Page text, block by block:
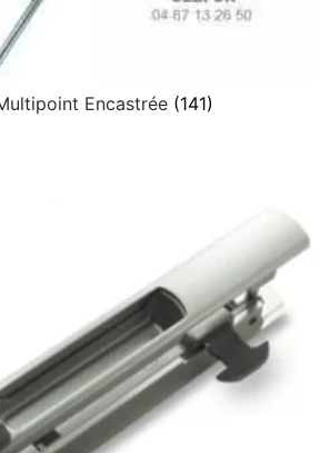
Encastrée (141)